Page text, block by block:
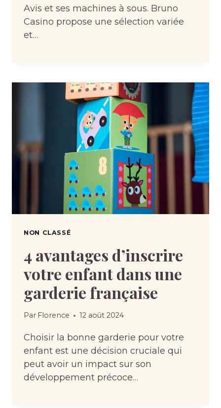
Avis et ses machines à sous. Bruno
Casino propose une sélection variée
et…
NON CLASSÉ
4 avantages d’inscrire
votre enfant dans une
garderie française
Par Florence 12 août 2024
Choisir la bonne garderie pour votre
enfant est une décision cruciale qui
peut avoir un impact sur son
développement précoce…